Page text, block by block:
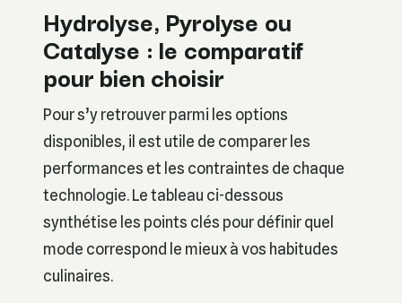
Hydrolyse, Pyrolyse ou
Catalyse : le comparatif
pour bien choisir
Pour s’y retrouver parmi les options
disponibles, il est utile de comparer les
performances et les contraintes de chaque
technologie. Le tableau ci-dessous
synthétise les points clés pour définir quel
mode correspond le mieux à vos habitudes
culinaires.